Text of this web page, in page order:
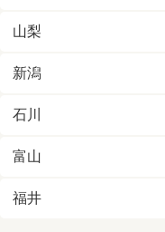
山梨
新潟
石川
富山
福井